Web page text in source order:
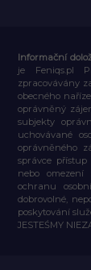
Informační
je Feniqs.pl
zpracovávány
obecného
oprávněný
subjekty
uchovávané
oprávněného
správce
nebo
ochranu
dobrovolné,
poskytování
JESTEŚMY